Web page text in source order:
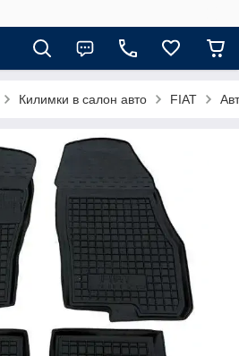
Килимки в салон авто FIAT